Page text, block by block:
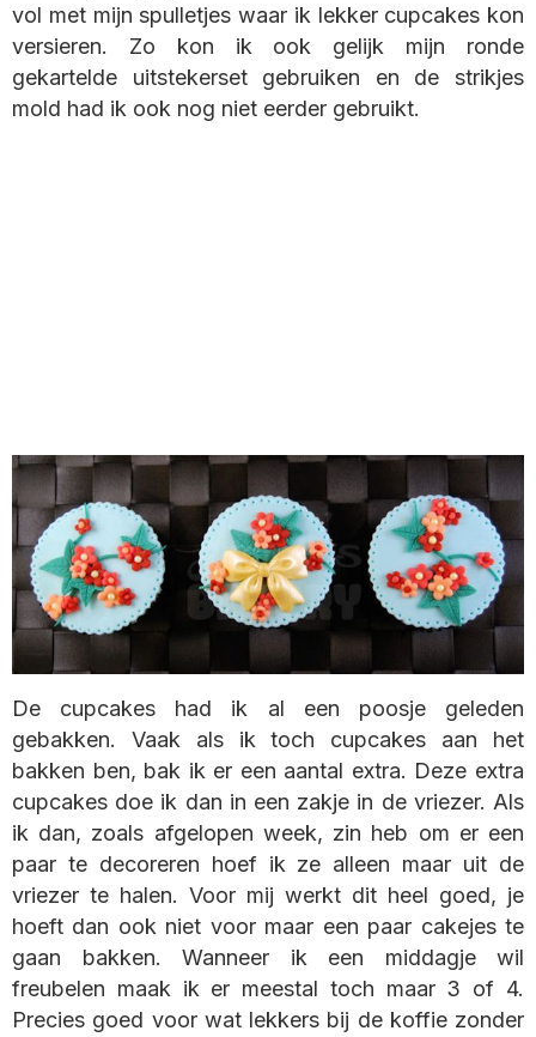
vol met mijn spulletjes waar ik lekker cupcakes kon
versieren. Zo kon ik ook gelijk mijn ronde
gekartelde uitstekerset gebruiken en de strikjes
mold had ik ook nog niet eerder gebruikt.
De cupcakes had ik al een poosje geleden
gebakken. Vaak als ik toch cupcakes aan het
bakken ben, bak ik er een aantal extra. Deze extra
cupcakes doe ik dan in een zakje in de vriezer. Als
ik dan, zoals afgelopen week, zin heb om er een
paar te decoreren hoef ik ze alleen maar uit de
vriezer te halen. Voor mij werkt dit heel goed, je
hoeft dan ook niet voor maar een paar cakejes te
gaan bakken. Wanneer ik een middagje wil
freubelen maak ik er meestal toch maar 3 of 4.
Precies goed voor wat lekkers bij de koffie zonder